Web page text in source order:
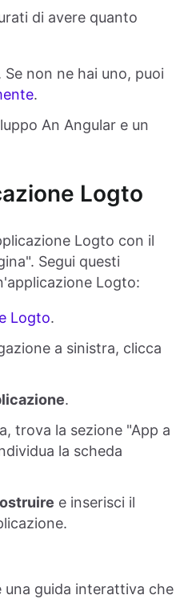
di avere quanto
non ne hai uno, puoi
.
An Angular e un
Logto
Logto con il
Segui questi
Logto:
Logto.
a sinistra, clicca
.
trova la sezione "App a
la scheda
e inserisci il
una guida interattiva che